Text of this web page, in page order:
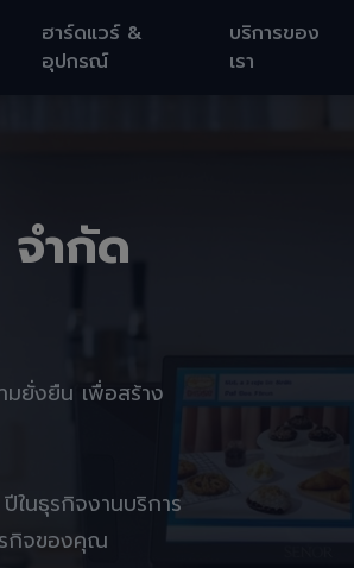
ฮาร์ดแวร์ &
อุปกรณ์
บริการของ
เรา
จำกัด
มยั่งยืน เพื่อสร้าง
นธุรกิจงานบริการ
รกิจของคุณ